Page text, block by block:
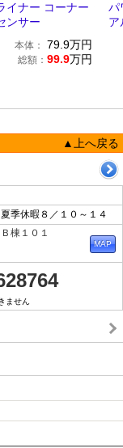
イナー コーナー
ンサー
本体： 79.9万円
総額： 99.9万円
パ
ア
▲上へ戻る
季休暇８／１０～１４
棟１０１
ません